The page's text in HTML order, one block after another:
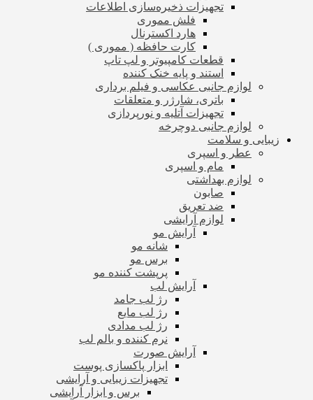
تجهیزات ذخیره‌سازی اطلاعات
فلش مموری
هارد اکسترنال
کارت حافظه ( مموری )
قطعات کامپیوتر و لپ تاپ
استند و پایه خنک کننده
لوازم جانبی عکاسی و فیلم برداری
باتری، شارژر و متعلقات
تجهیزات آتلیه و نورپردازی
لوازم جانبی دوچرخه
زیبایی و سلامت
عطر و اسپری
مام و اسپری
لوازم بهداشتی
صابون
ضد تعریق
لوازم آرایشی
آرایش مو
شانه مو
برس مو
پرپشت کننده مو
آرایش لب
رژ لب جامد
رژ لب مایع
رژ لب مدادی
نرم کننده و بالم لب
آرایش صورت
ابزار پاکسازی پوست
تجهیزات زیبایی و آرایشی
برس و ابزار آرایشی